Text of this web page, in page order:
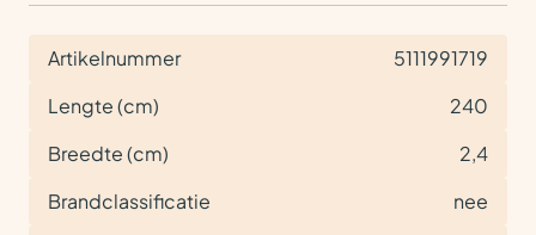
Artikelnummer
5111991719
Lengte (cm)
240
Breedte (cm)
2,4
Brandclassificatie
nee